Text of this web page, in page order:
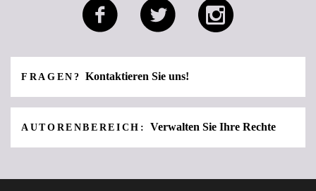
FRAGEN? Kontaktieren Sie uns!
AUTORENBEREICH: Verwalten Sie Ihre Rechte